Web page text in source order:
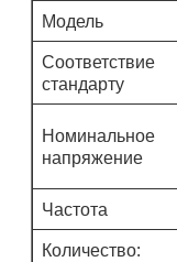
Модель
Соответствие
стандарту
Номинальное
напряжение
Частота
Количество: